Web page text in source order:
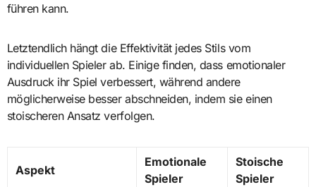
führen kann.
Letztendlich hängt die Effektivität jedes Stils vom
individuellen Spieler ab. Einige finden, dass emotionaler
Ausdruck ihr Spiel verbessert, während andere
möglicherweise besser abschneiden, indem sie einen
stoischeren Ansatz verfolgen.
Aspekt
Emotionale
Spieler
Stoische
Spieler